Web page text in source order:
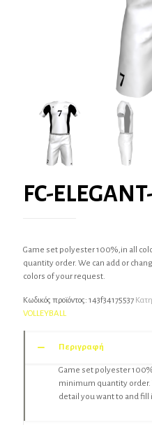
FC-
Game set polyester 100%,in all
quantity order. We can add or
colors of your request.
Κωδικός προϊόντος: 143f34175537
VOLLEYBALL
Περιγραφή
Game set polyester
minimum quantity order.
detail you want to and